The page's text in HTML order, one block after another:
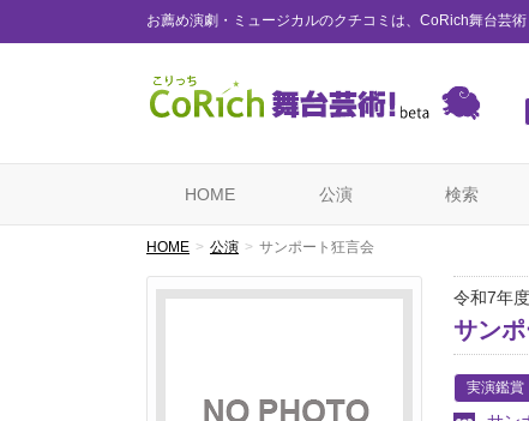
お薦め演劇・ミュージカルのクチコミは、CoRich舞台芸術
HOME 公演 検索
HOME 公演 サンポート狂言会
令和7年
サン
実演鑑賞